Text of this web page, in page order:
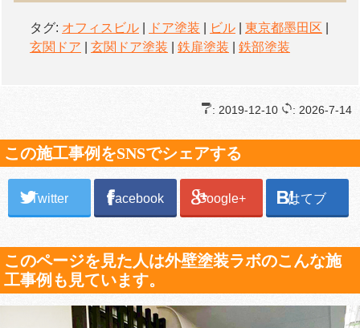
タグ: オフィスビル ドア塗装 ビル 東京都墨田区
玄関ドア
玄関ドア塗装 鉄扉塗装 鉄部塗装
: 2019-12-10 : 2026-7-14
この施工事例をSNSでシェアする
Twitter Facebook Google+ はてブ
このページを見た人は外壁塗装ラボのこんな施
工事例も見ています。